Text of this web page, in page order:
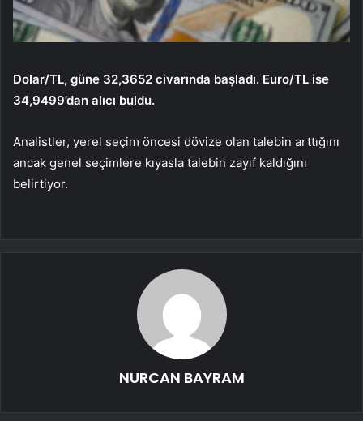
Dolar/TL, güne 32,3652 civarında başladı. Euro/TL ise
34,9499’dan alıcı buldu.
Analistler, yerel seçim öncesi dövize olan talebin arttığını
ancak genel seçimlere kıyasla talebin zayıf kaldığını
belirtiyor.
NURCAN BAYRAM